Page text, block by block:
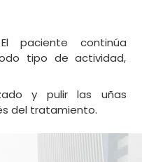
paciente continúa
tipo de actividad,
y pulir las uñas
del tratamiento.